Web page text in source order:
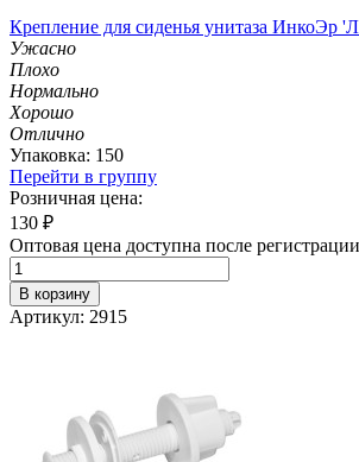
Крепление для сиденья унитаза ИнкоЭр
Ужасно
Плохо
Нормально
Хорошо
Отлично
Упаковка: 150
Перейти в группу
Розничная цена:
130 ₽
Оптовая цена доступна после регистрации
В корзину
Артикул: 2915